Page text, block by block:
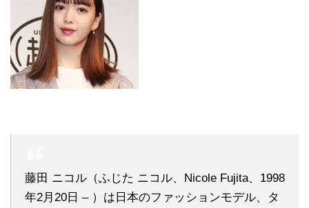
藤田 ニコル（ふじた ニコル、Nicole Fujita、1998
年2月20日 – ）は日本のファッションモデル、タ